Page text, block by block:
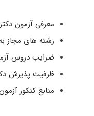
معرفی آزمون
رشته های مجاز
ضرایب دروس
ظرفیت پذیرش
منابع کنکور